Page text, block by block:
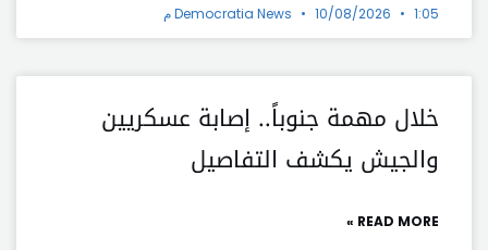
Democratia News 10/08/2026 1:05 م
خلال مهمة جنوباً.. إصابة عسكريين
والجيش يكشف التفاصيل
READ MORE »